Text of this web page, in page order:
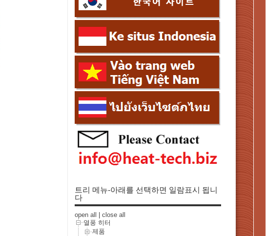
트리 메뉴-아래를 선택하면 일람표시 됩니
다
open all
close all
열풍 히터
제품